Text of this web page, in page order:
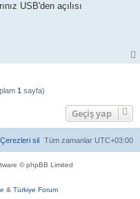
USB'den açılısı
1 sayfa)
Geçiş yap
Tüm zamanlar UTC+03:00
Çerezleri sil
© phpBB Limited
& Türkiye Forum